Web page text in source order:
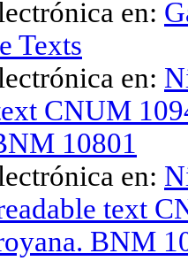
en:
Texts
en:
CNUM
10801
en:
text
BNM